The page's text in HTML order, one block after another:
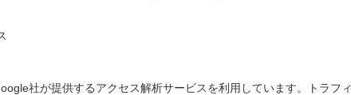
社が提供するアクセス解析サービスを利用しています。トラフィ